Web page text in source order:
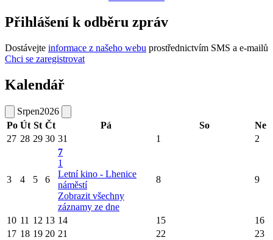
Přihlášení k odběru zpráv
Dostávejte informace z našeho webu prostřednictvím SMS a e-mailů
Chci se zaregistrovat
Kalendář
Srpen2026
Po Út St Čt Pá So
Ne
27 28 29 30 31 1 2
3 4 5 6
7
1
Letní kino - Lhenice
náměstí
Zobrazit všechny
záznamy ze dne
8 9
10 11 12 13 14 15
16
17 18 19 20 21 22
23